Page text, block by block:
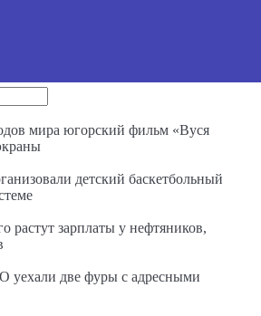
мира югорский фильм «Вуся
детский баскетбольный
зарплаты у нефтяников,
уехали две фуры с адресными